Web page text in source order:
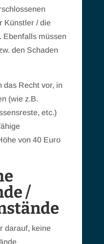
Künstler / die
Ebenfalls müssen
den Schaden
das Recht vor, in
(wie z.B.
etc.)
von 40 Euro
/
darauf, keine